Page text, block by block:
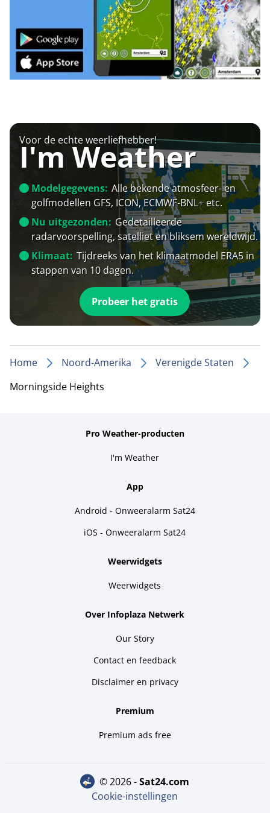
Voor de echte weerliefhebber!
I'm Weather
Modelgegevens: Alle bekende atmosfeer- en
golfmodellen GFS, ICON, ECMWF-BNL+ etc.
Nu uitgezonden: Gedetailleerde
radarvoorspelling, satelliet en bliksem wereldwijd.
Klimaat: Tijdreeks van het klimaatmodel ERA5 in
stappen van 10 dagen.
Probeer het gratis
Home Noord-Amerika
Verenigde Staten
Morningside Heights
Pro Weather-producten
I'm Weather
App
Android - Onweeralarm Sat24
iOS - Onweeralarm Sat24
Weerwidgets
Weerwidgets
Over Infoplaza Netwerk
Our Story
Contact en feedback
Disclaimer en privacy
Premium
Premium ads free
© 2026 - sat24.com
Cookie-instellingen